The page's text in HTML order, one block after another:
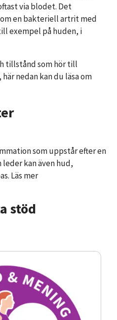
via blodet. Det
en bakteriell artrit med
exempel på huden, i
tillstånd som hör till
nedan kan du läsa om
som uppstår efter en
kan även hud,
Läs mer
stöd